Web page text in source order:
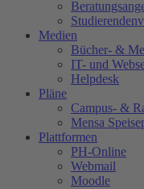
Medien
Bücher- &
IT- und
Helpdesk
Pläne
Campus- &
Mensa
Plattformen
PH-Online
Webmail
Moodle